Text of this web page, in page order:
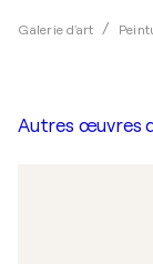
Galerie d'art
Autres œuvres